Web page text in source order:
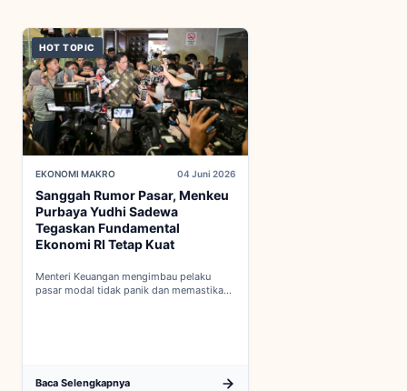
HOT TOPIC
EKONOMI MAKRO 04 Juni 2026
Sanggah Rumor Pasar, Menkeu
Purbaya Yudhi Sadewa
Tegaskan Fundamental
Ekonomi RI Tetap Kuat
Menteri Keuangan mengimbau pelaku
pasar modal tidak panik dan memastikan
Baca Selengkapnya